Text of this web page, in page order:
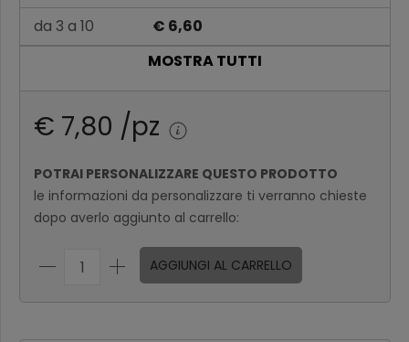
da 3 a 10
€ 6,60
€ 5,40
MOSTRA TUTTI
€ 7,80 /pz
POTRAI PERSONALIZZARE QUESTO PRODOTTO
le informazioni da personalizzare ti verranno chieste
dopo averlo aggiunto al carrello:
AGGIUNGI AL CARRELLO